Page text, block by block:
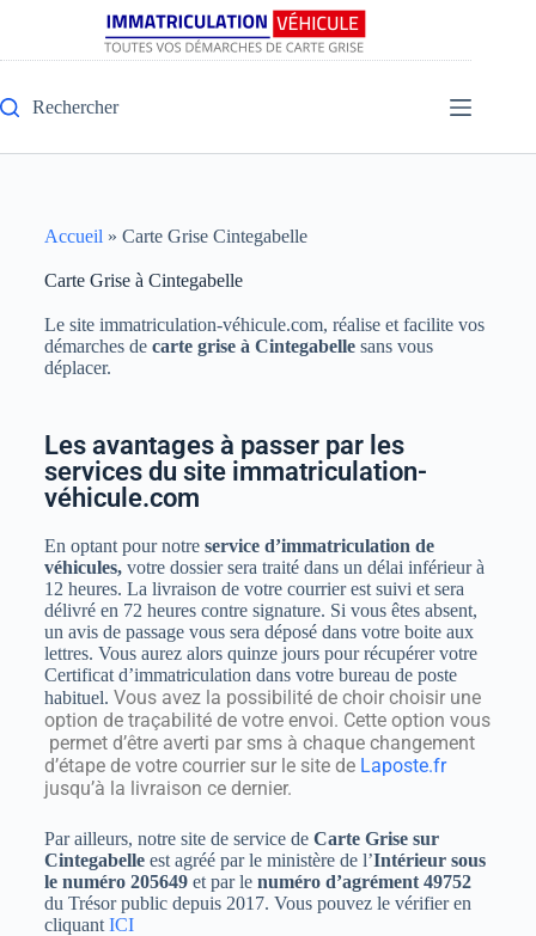
Rechercher
Accueil » Carte Grise Cintegabelle
Carte Grise à Cintegabelle
Le site immatriculation-véhicule.com, réalise et facilite vos
démarches de carte grise à Cintegabellesans vous
déplacer.
Les avantages à passer par les
services du site immatriculation-
véhicule.com
En optant pour notre service d’immatriculation de
véhicules, votre dossier sera traité dans un délai inférieur à
12 heures. La livraison de votre courrier est suivi et sera
délivré en 72 heures contre signature. Si vous êtes absent,
un avis de passage vous sera déposé dans votre boite aux
lettres. Vous aurez alors quinze jours pour récupérer votre
Certificat d’immatriculation dans votre bureau de poste
habituel. Vous avez la possibilité de choir choisir une
option de traçabilité de votre envoi. Cette option vous
permet d’être averti par sms à chaque changement
d’étape de votre courrier sur le site de Laposte.fr
jusqu’à la livraison ce dernier.
Par ailleurs, notre site de service de Carte Grise sur
Cintegabelleest agréé par le ministère de l’Intérieur sous
le numéro 205649et par le numéro d’agrément 49752
du Trésor public depuis 2017. Vous pouvez le vérifier en
cliquant ICI